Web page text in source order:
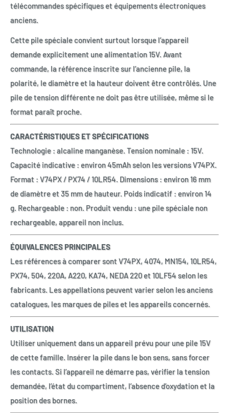
télécommandes spécifiques et équipements électroniques
anciens.
Cette pile spéciale convient surtout lorsque l’appareil
demande explicitement une alimentation 15V. Avant
commande, la référence inscrite sur l’ancienne pile, la
polarité, le diamètre et la hauteur doivent être contrôlés. Une
pile de tension différente ne doit pas être utilisée, même si le
format paraît proche.
CARACTÉRISTIQUES ET SPÉCIFICATIONS
Technologie : alcaline manganèse. Tension nominale : 15V.
Capacité indicative : environ 45mAh selon les versions V74PX.
Format : V74PX / PX74 / 10LR54. Dimensions : environ 16 mm
de diamètre et 35 mm de hauteur. Poids indicatif : environ 14
g. Rechargeable : non. Produit vendu : une pile spéciale non
rechargeable, appareil non inclus.
ÉQUIVALENCES PRINCIPALES
Les références à comparer sont V74PX, 4074, MN154, 10LR54,
PX74, 504, 220A, A220, KA74, NEDA 220 et 10LF54 selon les
fabricants. Les appellations peuvent varier selon les anciens
catalogues, les marques de piles et les appareils concernés.
UTILISATION
Utiliser uniquement dans un appareil prévu pour une pile 15V
de cette famille. Insérer la pile dans le bon sens, sans forcer
les contacts. Si l’appareil ne démarre pas, vérifier la tension
demandée, l’état du compartiment, l’absence d’oxydation et la
position des bornes.